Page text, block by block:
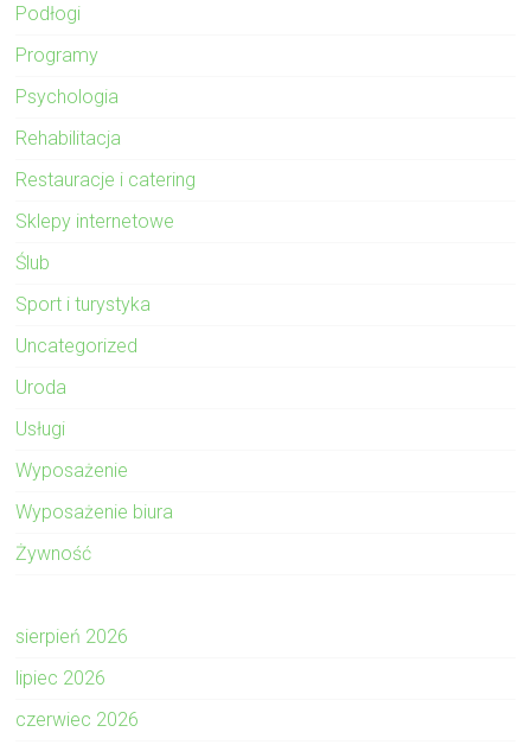
Podłogi
Programy
Psychologia
Rehabilitacja
Restauracje i catering
Sklepy internetowe
Ślub
Sport i turystyka
Uncategorized
Uroda
Usługi
Wyposażenie
Wyposażenie biura
Żywność
sierpień 2026
lipiec 2026
czerwiec 2026